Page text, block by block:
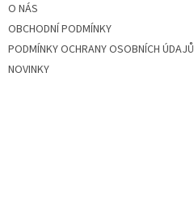
O NÁS
OBCHODNÍ PODMÍNKY
PODMÍNKY OCHRANY OSOBNÍCH ÚDAJŮ
NOVINKY